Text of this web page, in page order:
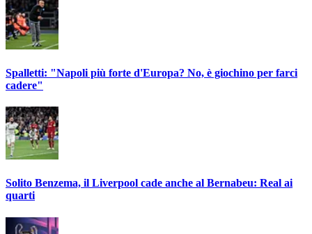
Spalletti: "Napoli più forte d'Europa? No, è giochino per farci
cadere"
Solito Benzema, il Liverpool cade anche al Bernabeu: Real ai
quarti